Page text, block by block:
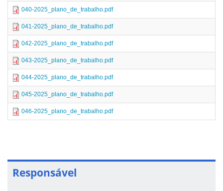
040-2025_plano_de_trabalho.pdf
041-2025_plano_de_trabalho.pdf
042-2025_plano_de_trabalho.pdf
043-2025_plano_de_trabalho.pdf
044-2025_plano_de_trabalho.pdf
045-2025_plano_de_trabalho.pdf
046-2025_plano_de_trabalho.pdf
Responsável